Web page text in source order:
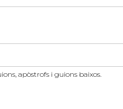
apòstrofs i guions baixos.